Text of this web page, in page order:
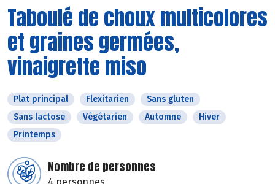
Taboulé de choux multicolores
et graines germées,
vinaigrette miso
Plat principal Flexitarien
Sans gluten
Sans lactose
Végétarien Automne
Hiver
Printemps
Nombre de personnes